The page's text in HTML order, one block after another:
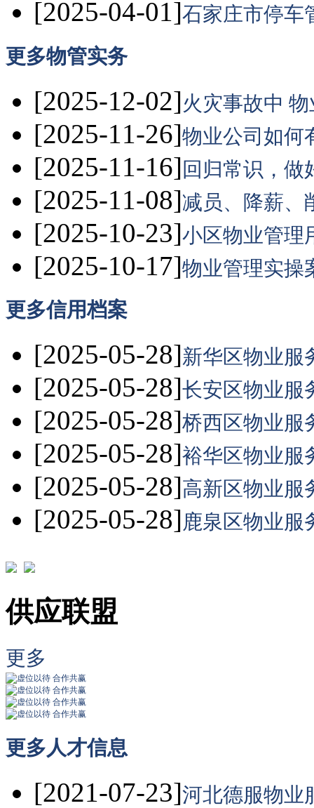
[2025-04-01]石家庄市停车
更多物管实务
[2025-12-02]火灾事故中
[2025-11-26]物业公司如何
[2025-11-16]回归常识，做
[2025-11-08]减员、降薪、
[2025-10-23]小区物业管理
[2025-10-17]物业管理实操
更多信用档案
[2025-05-28]新华区物业服
[2025-05-28]长安区物业服
[2025-05-28]桥西区物业服
[2025-05-28]裕华区物业服
[2025-05-28]高新区物业服
[2025-05-28]鹿泉区物业服
供应联盟
更多
更多人才信息
[2021-07-23]河北德服物业